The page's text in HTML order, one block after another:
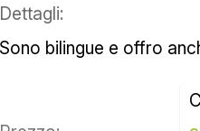
Dettagli:
Sono bilingue e offro